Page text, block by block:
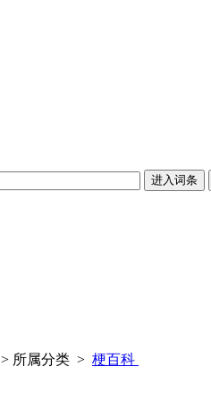
> 所属分类 > 梗百科